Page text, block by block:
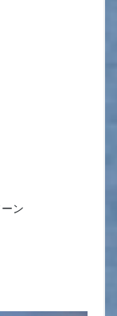
ン